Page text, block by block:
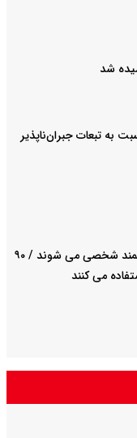
شد
به تبعات جبران‌ناپذیر
کودکان ایرانی از ۱۰ سالگی صاحب دستگاه هوشمند شخصی می شوند / ۹۰